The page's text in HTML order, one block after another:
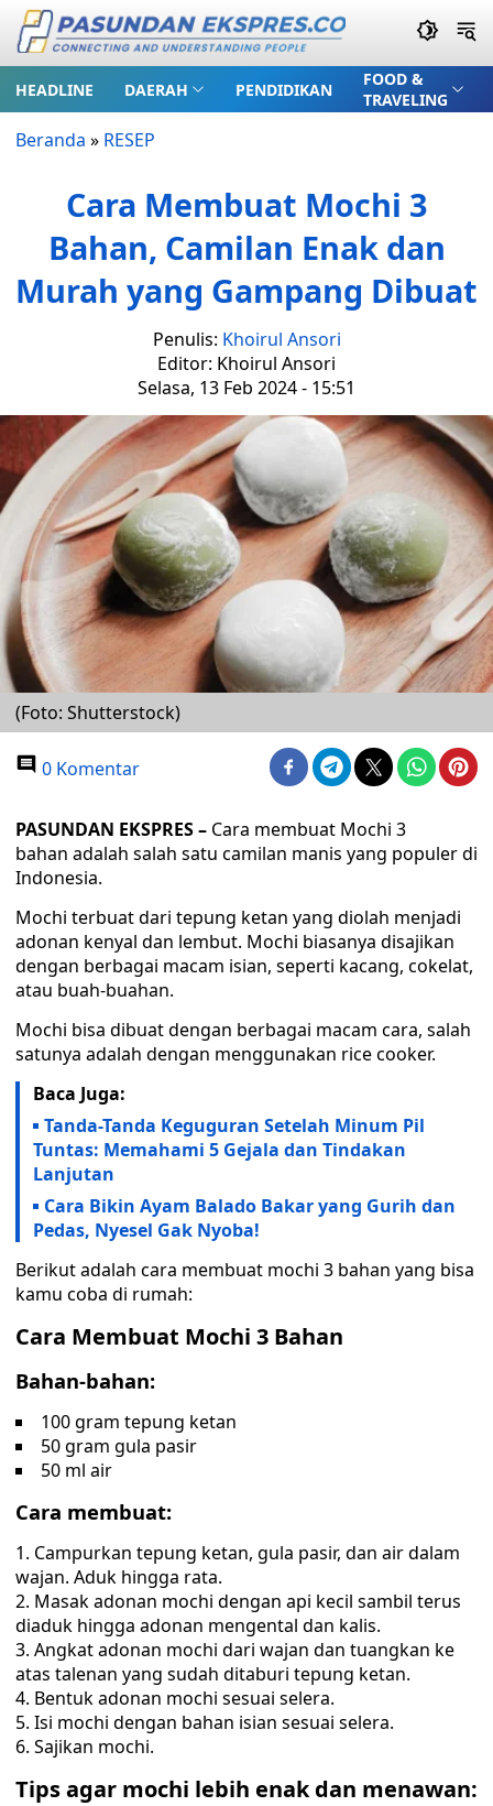
HEADLINE DAERAH PENDIDIKAN
FOOD &
TRAVELING
Beranda » RESEP
Cara Membuat Mochi 3
Bahan, Camilan Enak dan
Murah yang Gampang Dibuat
Penulis: Khoirul Ansori
Editor: Khoirul Ansori
Selasa, 13 Feb 2024 - 15:51
(Foto: Shutterstock)
0 Komentar
PASUNDAN EKSPRES – Cara membuat Mochi 3
bahan adalah salah satu camilan manis yang populer di
Indonesia.
Mochi terbuat dari tepung ketan yang diolah menjadi
adonan kenyal dan lembut. Mochi biasanya disajikan
dengan berbagai macam isian, seperti kacang, cokelat,
atau buah-buahan.
Mochi bisa dibuat dengan berbagai macam cara, salah
satunya adalah dengan menggunakan rice cooker.
Baca Juga:
Tanda-Tanda Keguguran Setelah Minum Pil
Tuntas: Memahami 5 Gejala dan Tindakan
Lanjutan
Cara Bikin Ayam Balado Bakar yang Gurih dan
Pedas, Nyesel Gak Nyoba!
Berikut adalah cara membuat mochi 3 bahan yang bisa
kamu coba di rumah:
Cara Membuat Mochi 3 Bahan
Bahan-bahan:
100 gram tepung ketan
50 gram gula pasir
50 ml air
Cara membuat:
Campurkan tepung ketan, gula pasir, dan air dalam
wajan. Aduk hingga rata.
Masak adonan mochi dengan api kecil sambil terus
diaduk hingga adonan mengental dan kalis.
Angkat adonan mochi dari wajan dan tuangkan ke
atas talenan yang sudah ditaburi tepung ketan.
Bentuk adonan mochi sesuai selera.
Isi mochi dengan bahan isian sesuai selera.
Sajikan mochi.
Tips agar mochi lebih enak dan menawan: